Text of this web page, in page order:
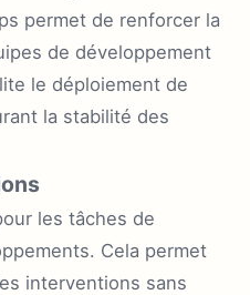
permet de renforcer la
de développement
le déploiement de
la stabilité des
les tâches de
Cela permet
interventions sans